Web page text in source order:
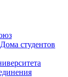
студентов